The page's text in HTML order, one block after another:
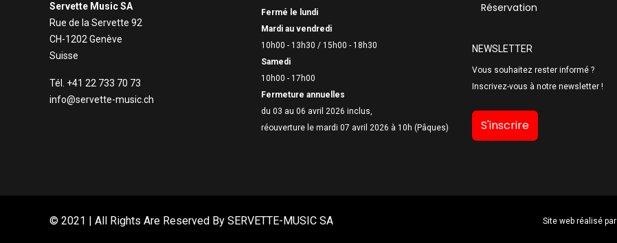
Servette Music SA
Rue de la Servette 92
CH-1202 Genève
Suisse
Tél. +41 22 733 70 73
info@servette-music.ch
Fermé le lundi
Mardi au vendredi
10h00 - 13h30 /15h00 - 18h30
Samedi
10h00 - 17h00
Fermeture annuelles
du 03 au 06 avril 2026 inclus,
réouverture le mardi 07 avril 2026 à 10h (Pâques)
Réservation
NEWSLETTER
Vous souhaitez rester informé ?
Inscrivez-vous à notre newsletter !
S'inscrire
© 2021 | All Rights Are Reserved By SERVETTE-MUSIC SA Site web réalisé par